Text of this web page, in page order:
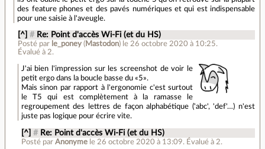
des feature phones et des pavés numériques et qui est indispensable
pour une saisie à l'aveugle.
[^] # Re: Point d'accès Wi-Fi (et du HS)
Posté par le_poney(Mastodon) le 26 octobre 2020 à 10:25.
Évalué à 2.
J'ai bien l'impression sur les screenshot de voir le
petit ergo dans la boucle basse du «5».
Mais sinon par rapport à l'ergonomie c'est surtout
le T5 qui est complètement à la ramasse le
regroupement des lettres de façon alphabétique ('abc', 'def'…) n'est
juste pas logique pour écrire vite.
[^] # Re: Point d'accès Wi-Fi (et du HS)
Posté parAnonyme le 26 octobre 2020 à 13:09. Évalué à 2.